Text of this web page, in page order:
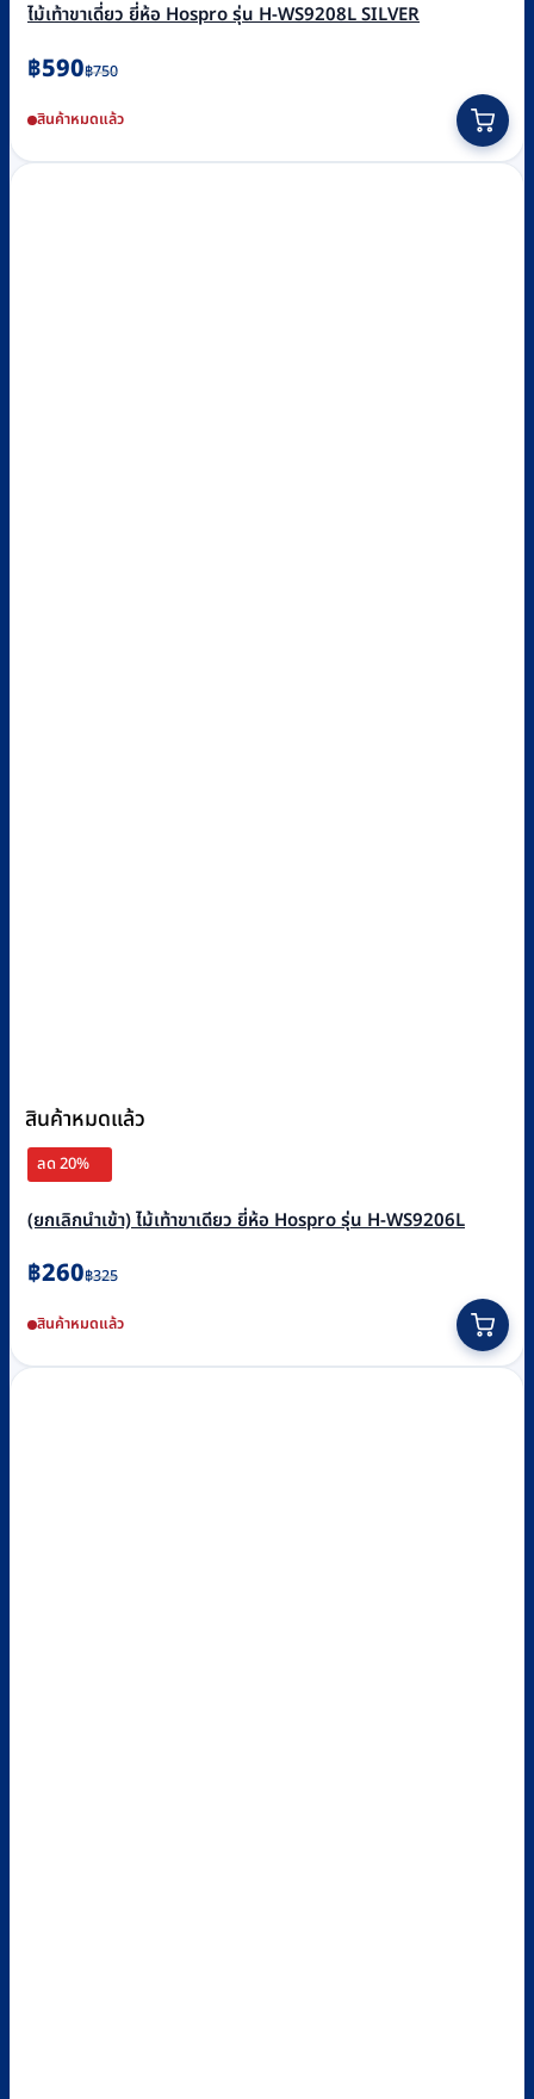
ไม้เท้าขาเดี่ยว ยี่ห้อ Hospro รุ่น H-WS9208L SILVER
฿750
Original
was:
฿750.
฿590
Current
is:
฿590.
สินค้าหมดแล้ว
สินค้าหมดแล้ว
ลด 20%
(ยกเลิกนำเข้า) ไม้เท้าขาเดียว ยี่ห้อ Hospro รุ่น H-WS9206L
฿325
Original
was:
฿325.
฿260
Current
is:
฿260.
สินค้าหมดแล้ว